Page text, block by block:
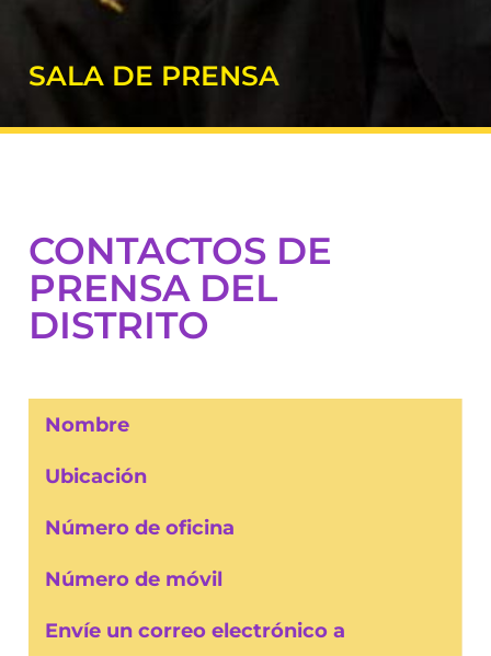
SALA DE PRENSA
CONTACTOS DE
PRENSA DEL
DISTRITO
Nombre
Ubicación
Número de oficina
Número de móvil
Envíe un correo electrónico a